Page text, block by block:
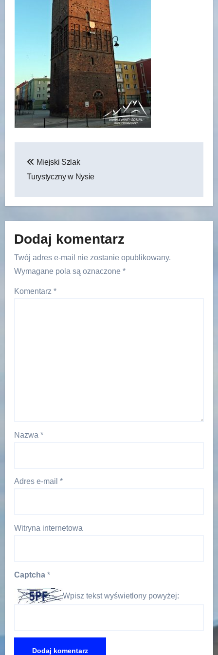
wpisu
Miejski Szlak
Turystyczny w Nysie
Dodaj komentarz
Twój adres e-mail nie zostanie opublikowany.
Wymagane pola są oznaczone *
Komentarz *
Nazwa *
Adres e-mail *
Witryna internetowa
Captcha *
Wpisz tekst wyświetlony powyżej: